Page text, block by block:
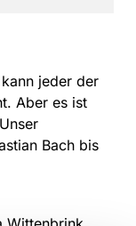
jeder der
Aber es ist
Bach bis